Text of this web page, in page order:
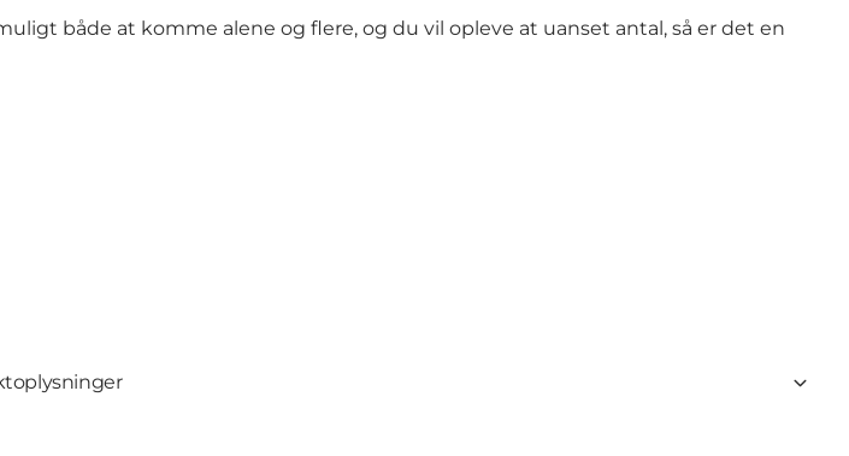
både at komme alene og flere, og du vil opleve at uanset antal, så er det en